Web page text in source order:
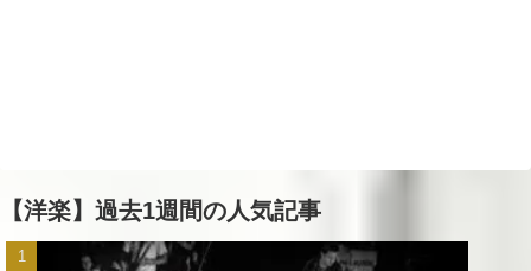
【洋楽】過去1週間の人気記事